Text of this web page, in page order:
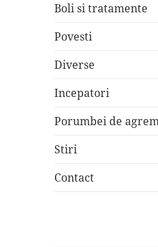
Boli si tratamente
Povesti
Diverse
Incepatori
Porumbei de
Stiri
Contact